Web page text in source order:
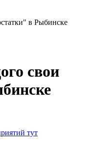
в Рыбинске
свои
тут